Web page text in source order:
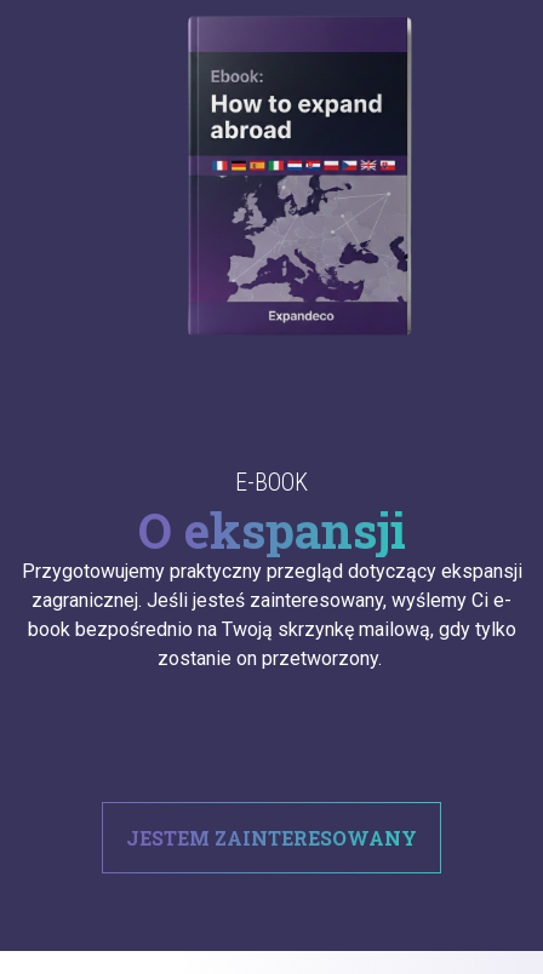
E-BOOK
O ekspansji
Przygotowujemy praktyczny przegląd dotyczący ekspansji
zagranicznej. Jeśli jesteś zainteresowany, wyślemy Ci e-
book bezpośrednio na Twoją skrzynkę mailową, gdy tylko
zostanie on przetworzony.
JESTEM ZAINTERESOWANY